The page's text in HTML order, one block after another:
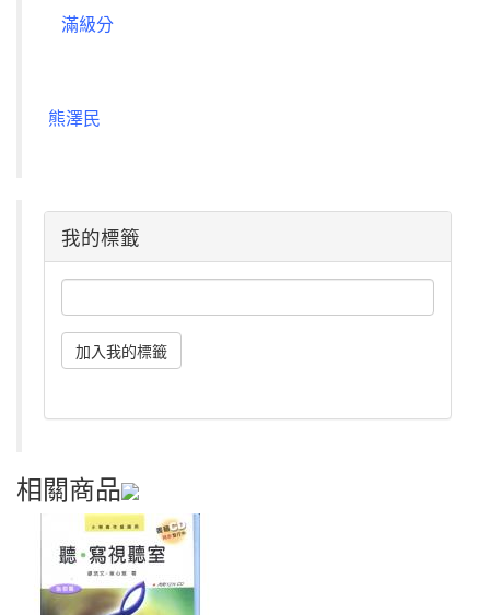
滿級分
熊澤民
我的標籤
相關商品